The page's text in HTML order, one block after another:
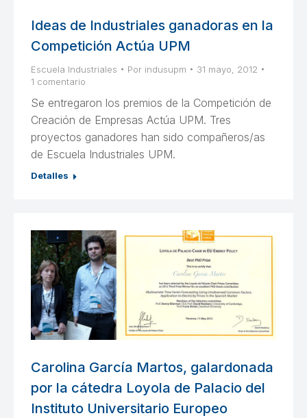
Ideas de Industriales ganadoras en la
Competición Actúa UPM
Escuela Industriales Por indusupm
31 mayo, 2012
1 comentario
Se entregaron los premios de la Competición de
Creación de Empresas Actúa UPM. Tres
proyectos ganadores han sido compañeros/as
de Escuela Industriales UPM.
Detalles
Carolina García Martos, galardonada
por la cátedra Loyola de Palacio del
Instituto Universitario Europeo